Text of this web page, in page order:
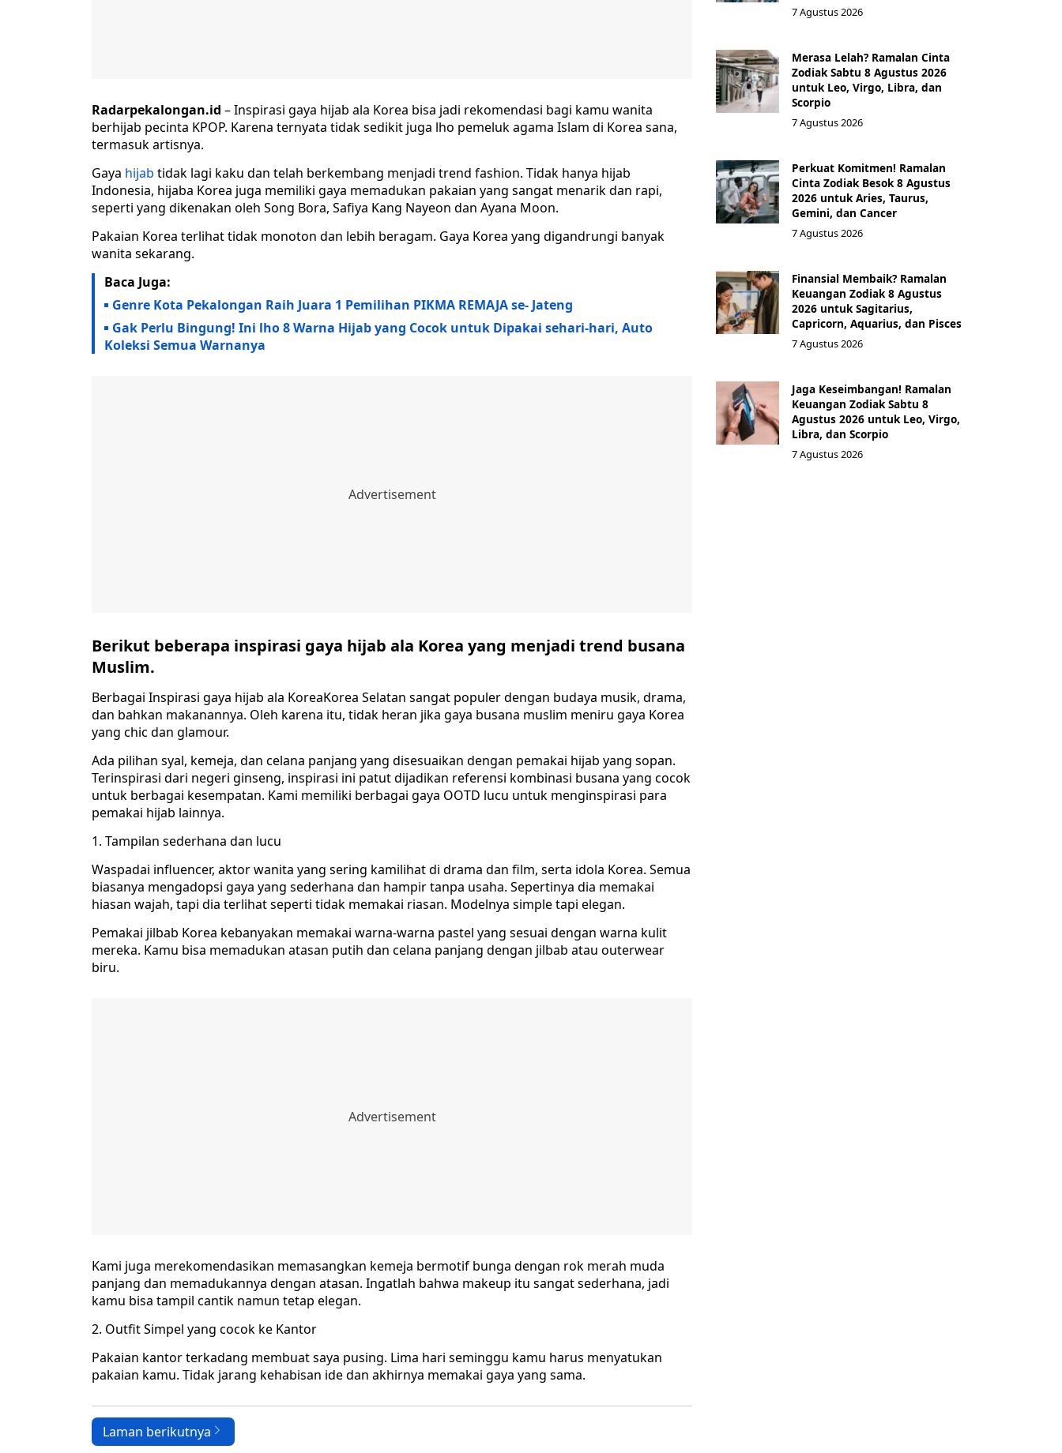
Radarpekalongan.id – Inspirasi gaya hijab ala Korea bisa jadi rekomendasi bagi kamu wanita
berhijab pecinta KPOP. Karena ternyata tidak sedikit juga lho pemeluk agama Islam di Korea sana,
termasuk artisnya.
Gaya hijab tidak lagi kaku dan telah berkembang menjadi trend fashion. Tidak hanya hijab
Indonesia, hijaba Korea juga memiliki gaya memadukan pakaian yang sangat menarik dan rapi,
seperti yang dikenakan oleh Song Bora, Safiya Kang Nayeon dan Ayana Moon.
Pakaian Korea terlihat tidak monoton dan lebih beragam. Gaya Korea yang digandrungi banyak
wanita sekarang.
Baca Juga:
Genre Kota Pekalongan Raih Juara 1 Pemilihan PIKMA REMAJA se- Jateng
Gak Perlu Bingung! Ini lho 8 Warna Hijab yang Cocok untuk Dipakai sehari-hari, Auto
Koleksi Semua Warnanya
Berikut beberapa inspirasi gaya hijab ala Korea yang menjadi trend busana
Muslim.
Berbagai Inspirasi gaya hijab ala KoreaKorea Selatan sangat populer dengan budaya musik, drama,
dan bahkan makanannya. Oleh karena itu, tidak heran jika gaya busana muslim meniru gaya Korea
yang chic dan glamour.
Ada pilihan syal, kemeja, dan celana panjang yang disesuaikan dengan pemakai hijab yang sopan.
Terinspirasi dari negeri ginseng, inspirasi ini patut dijadikan referensi kombinasi busana yang cocok
untuk berbagai kesempatan. Kami memiliki berbagai gaya OOTD lucu untuk menginspirasi para
pemakai hijab lainnya.
Tampilan sederhana dan lucu
Waspadai influencer, aktor wanita yang sering kamilihat di drama dan film, serta idola Korea. Semua
biasanya mengadopsi gaya yang sederhana dan hampir tanpa usaha. Sepertinya dia memakai
hiasan wajah, tapi dia terlihat seperti tidak memakai riasan. Modelnya simple tapi elegan.
Pemakai jilbab Korea kebanyakan memakai warna-warna pastel yang sesuai dengan warna kulit
mereka. Kamu bisa memadukan atasan putih dan celana panjang dengan jilbab atau outerwear
biru.
Kami juga merekomendasikan memasangkan kemeja bermotif bunga dengan rok merah muda
panjang dan memadukannya dengan atasan. Ingatlah bahwa makeup itu sangat sederhana, jadi
kamu bisa tampil cantik namun tetap elegan.
Outfit Simpel yang cocok ke Kantor
Pakaian kantor terkadang membuat saya pusing. Lima hari seminggu kamu harus menyatukan
pakaian kamu. Tidak jarang kehabisan ide dan akhirnya memakai gaya yang sama.
Laman berikutnya
7 Agustus 2026
Merasa Lelah? Ramalan Cinta
Zodiak Sabtu 8 Agustus 2026
untuk Leo, Virgo, Libra, dan
Scorpio
7 Agustus 2026
Perkuat Komitmen! Ramalan
Cinta Zodiak Besok 8 Agustus
2026 untuk Aries, Taurus,
Gemini, dan Cancer
7 Agustus 2026
Finansial Membaik? Ramalan
Keuangan Zodiak 8 Agustus
2026 untuk Sagitarius,
Capricorn, Aquarius, dan Pisces
7 Agustus 2026
Jaga Keseimbangan! Ramalan
Keuangan Zodiak Sabtu 8
Agustus 2026 untuk Leo, Virgo,
Libra, dan Scorpio
7 Agustus 2026